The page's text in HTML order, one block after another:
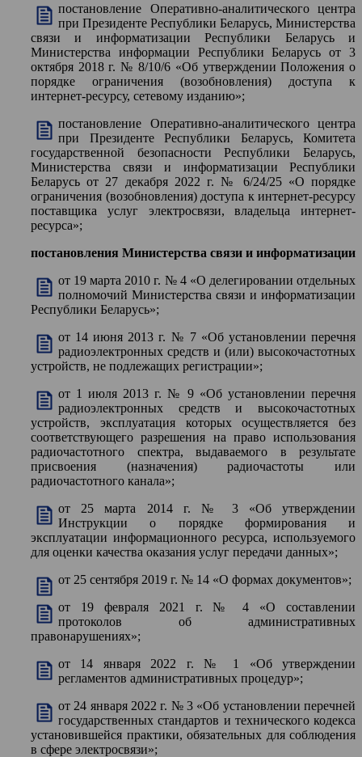
постановление Оперативно-аналитического центра
при Президенте Республики Беларусь, Министерства
связи и информатизации Республики Беларусь и
Министерства информации Республики Беларусь от 3
октября 2018 г. № 8/10/6 «Об утверждении Положения о
порядке ограничения (возобновления) доступа к
интернет-ресурсу, сетевому изданию»;
постановление Оперативно-аналитического центра
при Президенте Республики Беларусь, Комитета
государственной безопасности Республики Беларусь,
Министерства связи и информатизации Республики
Беларусь от 27 декабря 2022 г. № 6/24/25 «О порядке
ограничения (возобновления) доступа к интернет-ресурсу
поставщика услуг электросвязи, владельца интернет-
ресурса»;
постановления Министерства связи и информатизации
от 19 марта 2010 г. № 4 «О делегировании отдельных
полномочий Министерства связи и информатизации
Республики Беларусь»;
от 14 июня 2013 г. № 7 «Об установлении перечня
радиоэлектронных средств и (или) высокочастотных
устройств, не подлежащих регистрации»;
от 1 июля 2013 г. № 9 «Об установлении перечня
радиоэлектронных средств и высокочастотных
устройств, эксплуатация которых осуществляется без
соответствующего разрешения на право использования
радиочастотного спектра, выдаваемого в результате
присвоения (назначения) радиочастоты или
радиочастотного канала»;
от 25 марта 2014 г. № 3 «Об утверждении
Инструкции о порядке формирования и
эксплуатации информационного ресурса, используемого
для оценки качества оказания услуг передачи данных»;
от 25 сентября 2019 г. № 14 «О формах документов»;
от 19 февраля 2021 г. № 4 «О составлении
протоколов об административных
правонарушениях»;
от 14 января 2022 г. № 1 «Об утверждении
регламентов административных процедур»;
от 24 января 2022 г. № 3 «Об установлении перечней
государственных стандартов и технического кодекса
установившейся практики, обязательных для соблюдения
в сфере электросвязи»;